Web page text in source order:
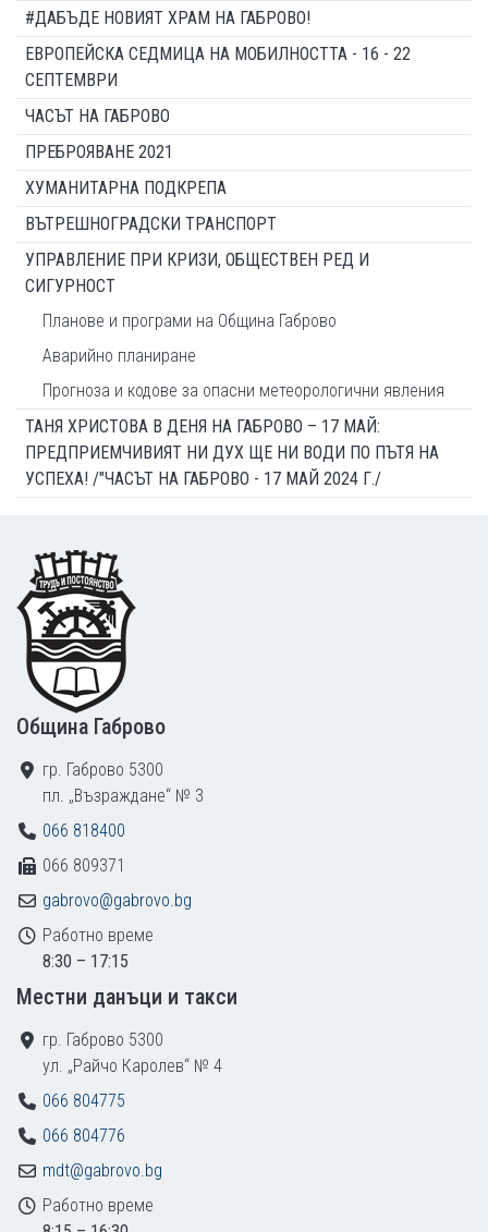
#ДАБЪДЕ НОВИЯТ ХРАМ НА ГАБРОВО!
ЕВРОПЕЙСКА СЕДМИЦА НА МОБИЛНОСТТА - 16 - 22
СЕПТЕМВРИ
ЧАСЪТ НА ГАБРОВО
ПРЕБРОЯВАНЕ 2021
ХУМАНИТАРНА ПОДКРЕПА
ВЪТРЕШНОГРАДСКИ ТРАНСПОРТ
УПРАВЛЕНИЕ ПРИ КРИЗИ, ОБЩЕСТВЕН РЕД И
СИГУРНОСТ
Планове и програми на Община Габрово
Аварийно планиране
Прогноза и кодове за опасни метеорологични явления
ТАНЯ ХРИСТОВА В ДЕНЯ НА ГАБРОВО – 17 МАЙ:
ПРЕДПРИЕМЧИВИЯТ НИ ДУХ ЩЕ НИ ВОДИ ПО ПЪТЯ НА
УСПЕХА! /"ЧАСЪТ НА ГАБРОВО - 17 МАЙ 2024 Г./
Footer
Община Габрово
гр. Габрово 5300
пл. „Възраждане“ № 3
066 818400
066 809371
gabrovo@gabrovo.bg
Работно време
8:30 – 17:15
Местни данъци и такси
гр. Габрово 5300
ул. „Райчо Каролев“ № 4
066 804775
066 804776
mdt@gabrovo.bg
Работно време